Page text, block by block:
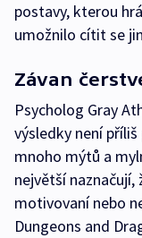
postavy, kterou
umožnilo cítit se
Závan
Psycholog Gray
výsledky není
mnoho mýtů a
největší
motivovaní nebo
Dungeons and